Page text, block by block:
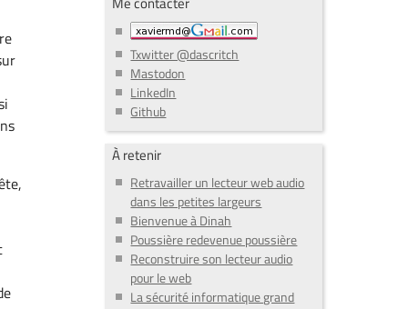
Txwitter @dascritch
Mastodon
LinkedIn
Github
À retenir
Retravailler un lecteur web audio
dans les petites largeurs
Bienvenue à Dinah
Poussière redevenue poussière
Reconstruire son lecteur audio
pour le web
La sécurité informatique grand